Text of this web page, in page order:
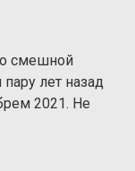
смешной
лет назад
2021. Не